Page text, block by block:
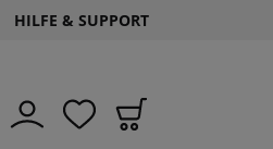
HILFE & SUPPORT